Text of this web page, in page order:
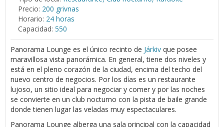
Precio: 200 grivnas
Horario: 24 horas
Capacidad: 550
Panorama Lounge es el único recinto de Járkiv que posee
maravillosa vista panorámica. En general, tiene dos niveles y
está en el pleno corazón de la ciudad, encima del techo del
nuevo centro de negocios. Por los días es un restaurante
lujoso, un sitio ideal para negociar y comer y por las noches
se convierte en un club nocturno con la pista de baile grande
donde tienen lugar las veladas muy espectaculares.
Panorama Lounge alberga una sala principal con la capacidad